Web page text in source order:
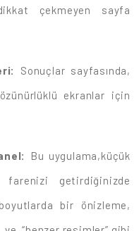
çekmeyen sayfa
Sonuçlar sayfasında,
ekranlar için
Bu uygulama,küçük
farenizi getirdiğinizde
bir önizleme,